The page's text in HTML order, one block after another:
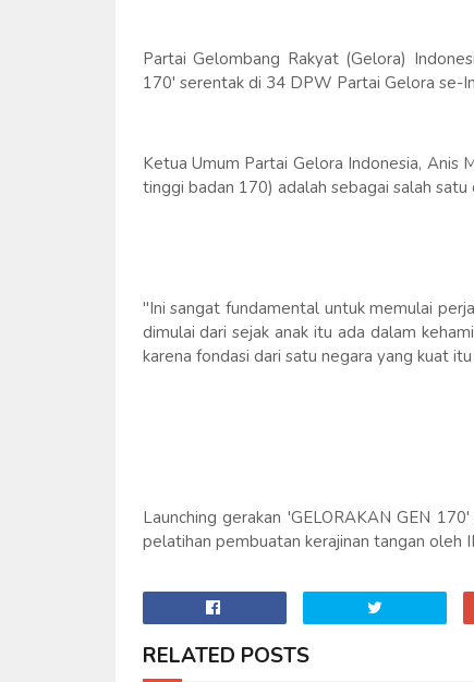
Partai Gelombang Rakyat (Gelora)
170' serentak di 34 DPW Partai Gelora se-
Ketua Umum Partai Gelora Indonesia, Anis
tinggi badan 170) adalah sebagai salah
"Ini sangat fundamental untuk memulai
dimulai dari sejak anak itu ada dalam
karena fondasi dari satu negara yang kuat
Launching gerakan 'GELORAKAN GEN
pelatihan pembuatan kerajinan tangan oleh
RELATED POSTS